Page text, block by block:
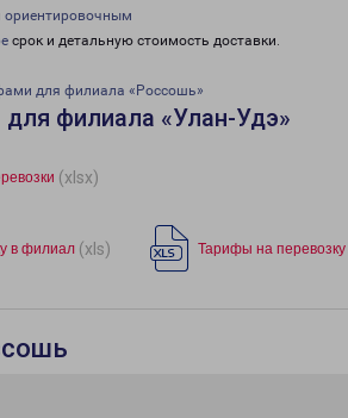
ориентировочным
срок и детальную стоимость доставки.
для филиала «Россошь»
филиала «Улан-Удэ»
(xlsx)
в филиал (xls) Тарифы на